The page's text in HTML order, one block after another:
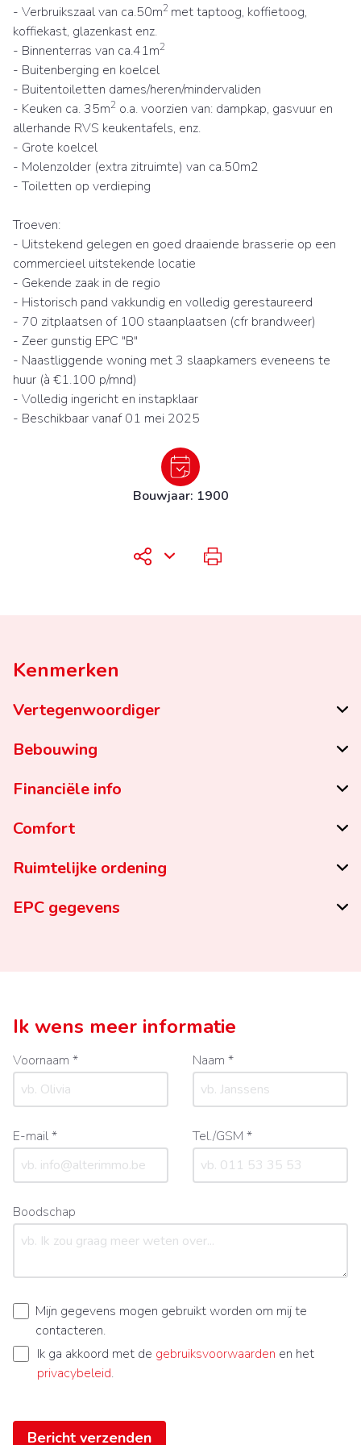
- Verbruikszaal van ca.50m2 met taptoog, koffietoog,
koffiekast, glazenkast enz.
- Binnenterras van ca.41m2
- Buitenberging en koelcel
- Buitentoiletten dames/heren/mindervaliden
- Keuken ca. 35m2 o.a. voorzien van: dampkap, gasvuur en
allerhande RVS keukentafels, enz.
- Grote koelcel
- Molenzolder (extra zitruimte) van ca.50m2
- Toiletten op verdieping
Troeven:
- Uitstekend gelegen en goed draaiende brasserie op een
commercieel uitstekende locatie
- Gekende zaak in de regio
- Historisch pand vakkundig en volledig gerestaureerd
- 70 zitplaatsen of 100 staanplaatsen (cfr brandweer)
- Zeer gunstig EPC "B"
- Naastliggende woning met 3 slaapkamers eveneens te
huur (à €1.100 p/mnd)
- Volledig ingericht en instapklaar
- Beschikbaar vanaf 01 mei 2025
Bouwjaar: 1900
Kenmerken
Vertegenwoordiger
Bebouwing
Financiële info
Comfort
Ruimtelijke ordening
EPC gegevens
Ik wens meer informatie
Voornaam * Naam *
E-mail * Tel./GSM *
Boodschap
Mijn gegevens mogen gebruikt worden om mij te
contacteren.
Ik ga akkoord met de gebruiksvoorwaarden en het
privacybeleid.
Bericht verzenden